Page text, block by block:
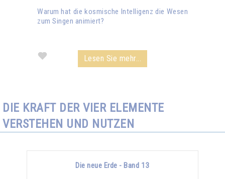
Warum hat die kosmische Intelligenz die Wesen
zum Singen animiert?
Lesen Sie mehr...
DIE KRAFT DER VIER ELEMENTE
VERSTEHEN UND NUTZEN
Die neue Erde - Band 13